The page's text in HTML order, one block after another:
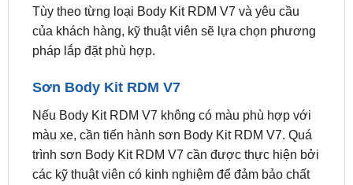
Tùy theo từng loại Body Kit RDM V7 và yêu cầu
của khách hàng, kỹ thuật viên sẽ lựa chọn phương
pháp lắp đặt phù hợp.
Sơn Body Kit RDM V7
Nếu Body Kit RDM V7 không có màu phù hợp với
màu xe, cần tiến hành sơn Body Kit RDM V7. Quá
trình sơn Body Kit RDM V7 cần được thực hiện bởi
các kỹ thuật viên có kinh nghiệm để đảm bảo chất